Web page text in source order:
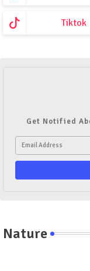
Tiktok
Get Notified
Nature